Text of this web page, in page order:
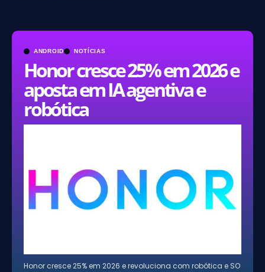
ANDROID NOTÍCIAS
Honor cresce 25% em 2026 e
aposta em IA agentiva e
robótica
Honor cresce 25% em 2026 e revoluciona com robótica e SO